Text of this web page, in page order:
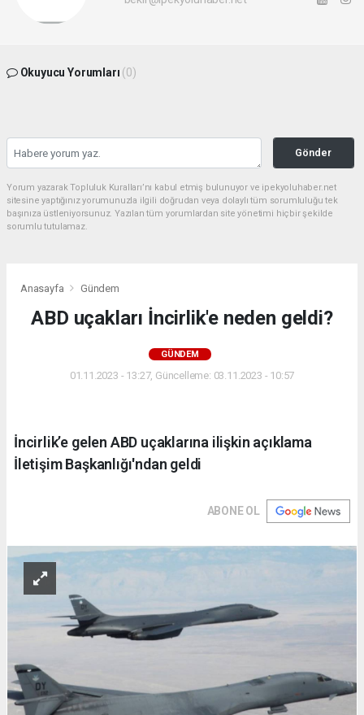
Okuyucu Yorumları (0)
Gönder
Yorum yazarak Topluluk Kuralları’nı kabul etmiş bulunuyor ve ipekyoluhaber.net
sitesine yaptığınız yorumunuzla ilgili doğrudan veya dolaylı tüm sorumluluğu tek
başınıza üstleniyorsunuz. Yazılan tüm yorumlardan site yönetimi hiçbir şekilde
sorumlu tutulamaz.
Anasayfa Gündem
ABD uçakları İncirlik'e neden geldi?
GÜNDEM
01.11.2023 - 13:27, Güncelleme: 03.11.2023 - 10:57
İncirlik’e gelen ABD uçaklarına ilişkin açıklama
İletişim Başkanlığı'ndan geldi
ABONE OL